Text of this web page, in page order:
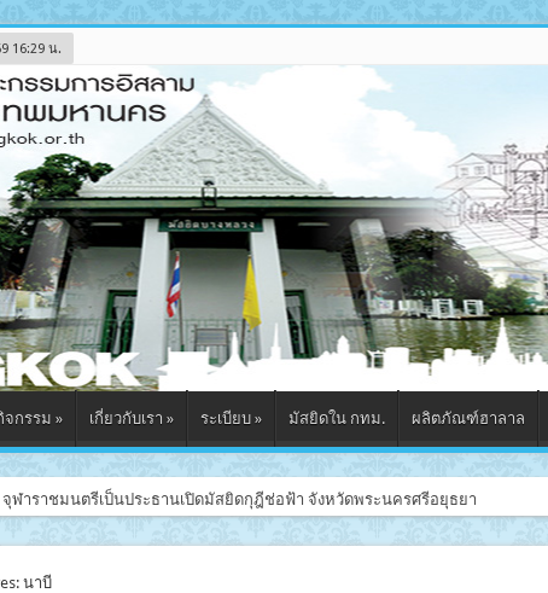
16:29 น.
จกรรม » เกี่ยวกับเรา » ระเบียบ » มัสยิดใน กทม. ผลิตภัณฑ์ฮาลาล
จุฬาราชมนตรีเป็นประธานเปิดมัสยิดกุฎีช่อฟ้า จังหวัดพระนครศรีอยุธยา
นาบี